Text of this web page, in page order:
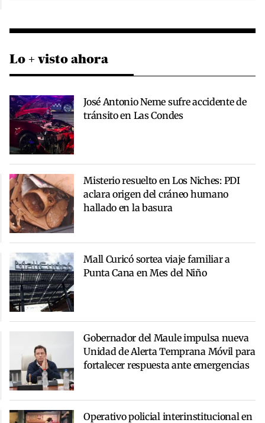
Lo + visto ahora
José Antonio Neme sufre accidente de
tránsito en Las Condes
Misterio resuelto en Los Niches: PDI
aclara origen del cráneo humano
hallado en la basura
Mall Curicó sortea viaje familiar a
Punta Cana en Mes del Niño
Gobernador del Maule impulsa nueva
Unidad de Alerta Temprana Móvil para
fortalecer respuesta ante emergencias
Operativo policial interinstitucional en